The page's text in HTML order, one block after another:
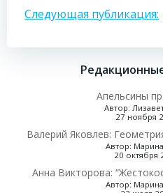
по
записям
Следующая публикация:
Апельсины
Автор:
27 ноября
Валерий Яковлев:
Автор:
20 октября
Анна Викторова:
Автор: